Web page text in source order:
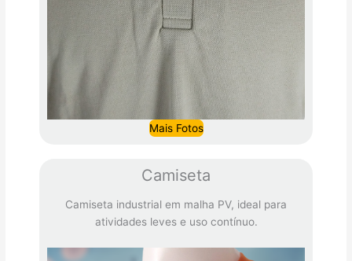
Mais Fotos
Camiseta
Camiseta industrial em malha PV, ideal para
atividades leves e uso contínuo.